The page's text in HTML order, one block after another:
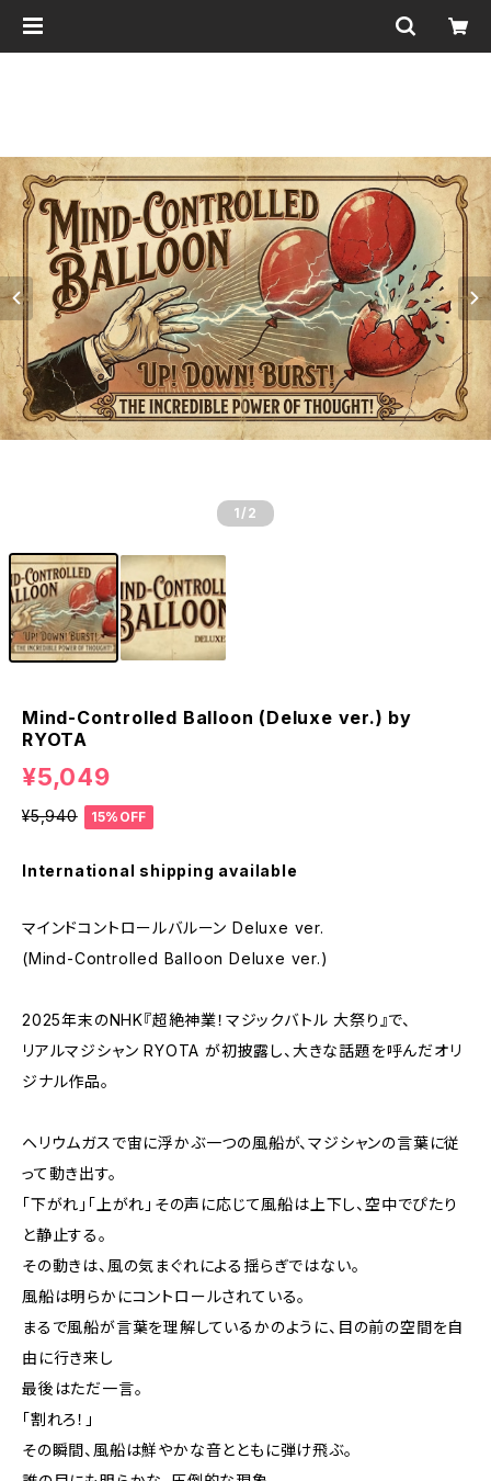
1 /2
Mind-Controlled Balloon (Deluxe ver.) by
RYOTA
¥5,049
¥5,940 15%OFF
International shipping available
マインドコントロールバルーン Deluxe ver.
(Mind-Controlled Balloon Deluxe ver.)
2025年末のNHK『超絶神業！マジックバトル 大祭り』で、
リアルマジシャン RYOTA が初披露し、大きな話題を呼んだオリ
ジナル作品。
ヘリウムガスで宙に浮かぶ一つの風船が、マジシャンの言葉に従
って動き出す。
「下がれ」「上がれ」――その声に応じて風船は上下し、空中でぴたり
と静止する。
その動きは、風の気まぐれによる揺らぎではない。
風船は明らかにコントロールされている。
まるで風船が言葉を理解しているかのように、目の前の空間を自
由に行き来し――
最後はただ一言。
「割れろ！」
その瞬間、風船は鮮やかな音とともに弾け飛ぶ。